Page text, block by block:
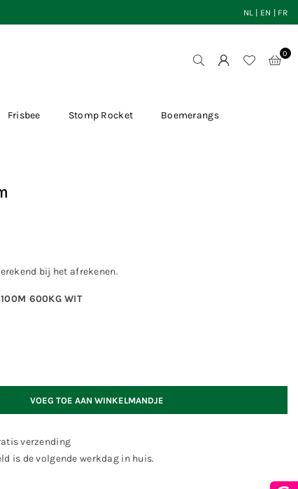
NL | EN | FR
0
Frisbee Stomp Rocket Boemerangs
bij het afrekenen.
100M 600KG WIT
VOEG TOE AAN WINKELMANDJE
verzending
is de volgende werkdag in huis.